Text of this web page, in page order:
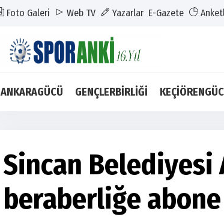
Foto Galeri Web TV Yazarlar E-Gazete
ANKARAGÜCÜ GENÇLERBİRLİĞİ
Sincan Belediyesi
beraberliğe